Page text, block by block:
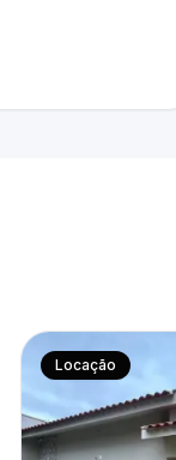
Locação